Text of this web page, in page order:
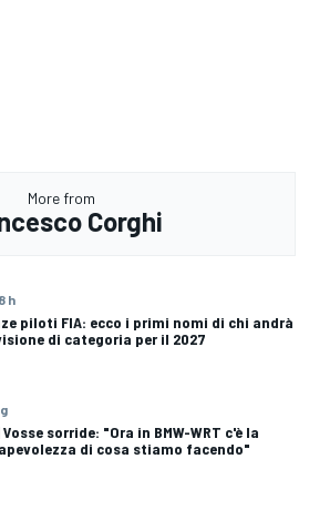
More from
Corghi
h
piloti FIA: ecco i primi nomi di chi andrà
di categoria per il 2027
Vosse sorride: "Ora in BMW-WRT c'è la
di cosa stiamo facendo"